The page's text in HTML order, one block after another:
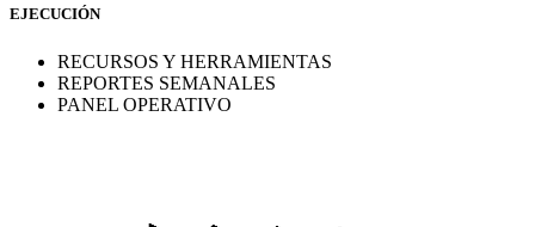
EJECUCIÓN
RECURSOS Y HERRAMIENTAS
REPORTES SEMANALES
PANEL OPERATIVO